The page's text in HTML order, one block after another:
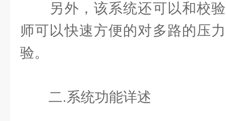
另外，该系统还可以和校验
师可以快速方便的对多路的压
验。
二.系统功能详述